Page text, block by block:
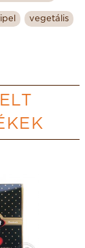
vegetális